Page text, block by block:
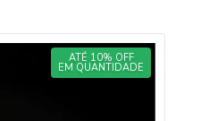
ATÉ 10% OFF
EM QUANTIDADE